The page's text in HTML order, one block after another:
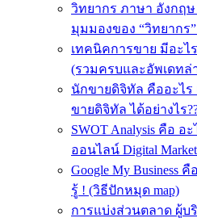
วิทยากร ภาษา อังกฤ
มุมมองของ “วิทยากร”
เทคนิคการขาย มีอะไ
(รวมครบและอัพเดทล่
นักขายดิจิทัล คืออะไ
ขายดิจิทัล ได้อย่างไร
SWOT Analysis คือ
ออนไลน์ Digital
Google My Business
รู้ ! (วิธีปักหมุด map)
การแบ่งส่วนตลาด ผู้บ